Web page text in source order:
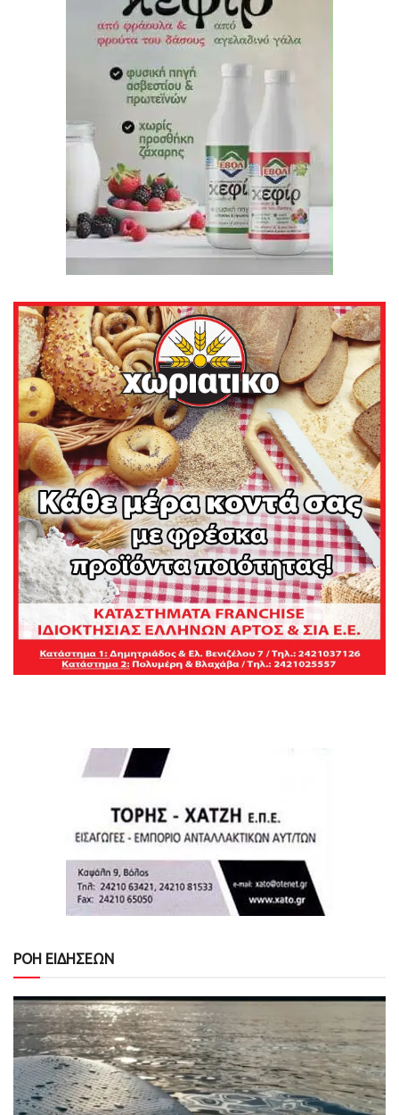
ΡΟΗ ΕΙΔΗΣΕΩΝ